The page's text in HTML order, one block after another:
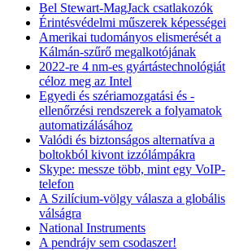
Bel Stewart-MagJack csatlakozók
Érintésvédelmi műszerek képességei
Amerikai tudományos elismerését a
Kálmán-szűrő megalkotójának
2022-re 4 nm-es gyártástechnológiát
céloz meg az Intel
Egyedi és szériamozgatási és -
ellenőrzési rendszerek a folyamatok
automatizálásához
Valódi és biztonságos alternatíva a
boltokból kivont izzólámpákra
Skype: messze több, mint egy VoIP-
telefon
A Szilícium-völgy válasza a globális
válságra
National Instruments
A pendrájv sem csodaszer!